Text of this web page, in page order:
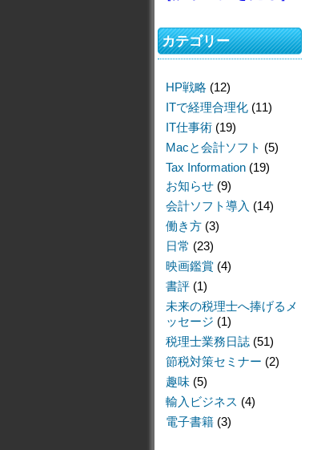
カテゴリー
HP戦略 (12)
ITで経理合理化 (11)
IT仕事術 (19)
Macと会計ソフト (5)
Tax Information (19)
お知らせ (9)
会計ソフト導入 (14)
働き方 (3)
日常 (23)
映画鑑賞 (4)
書評 (1)
未来の税理士へ捧げるメ
ッセージ (1)
税理士業務日誌 (51)
節税対策セミナー (2)
趣味 (5)
輸入ビジネス (4)
電子書籍 (3)